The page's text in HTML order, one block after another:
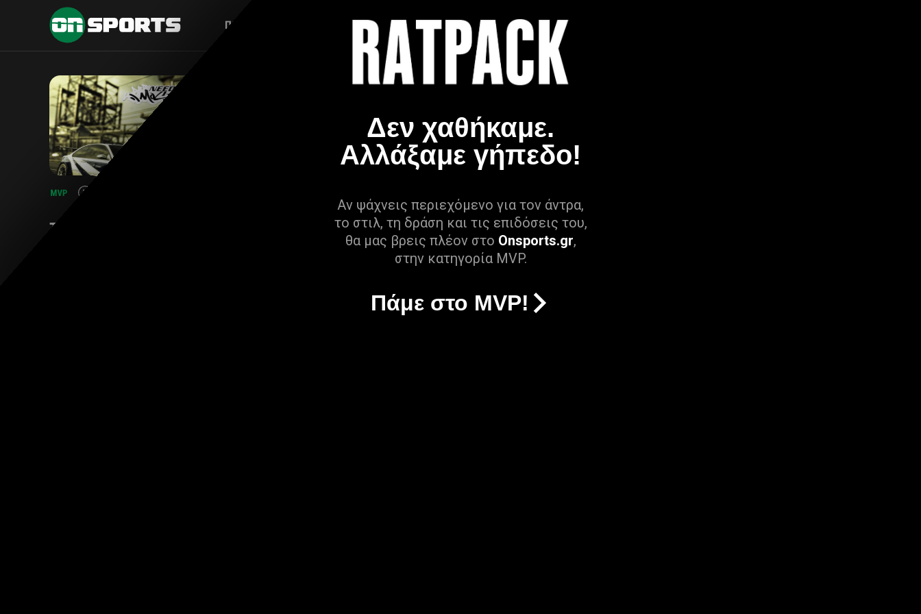
Δεν χαθήκαμε.
Αλλάξαμε γήπεδο!
Αν ψάχνεις περιεχόμενο για τον άντρα,
το στιλ, τη δράση και τις επιδόσεις του,
θα μας βρεις πλέον στο Onsports.gr,
στην κατηγορία MVP.
Πάμε στο MVP!